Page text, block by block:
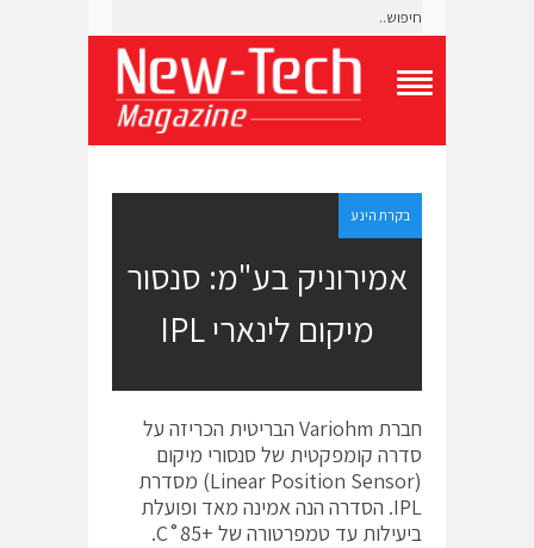
g
l
e
N
n
M
e
n
u
בקרת הינע
אמירוניק בע"מ: סנסור
מיקום לינארי IPL
חברת Variohm הבריטית הכריזה על
סדרה קומפקטית של סנסורי מיקום
(Linear Position Sensor) מסדרת
IPL. הסדרה הנה אמינה מאד ופועלת
ביעילות עד טמפרטורה של +85˚C.